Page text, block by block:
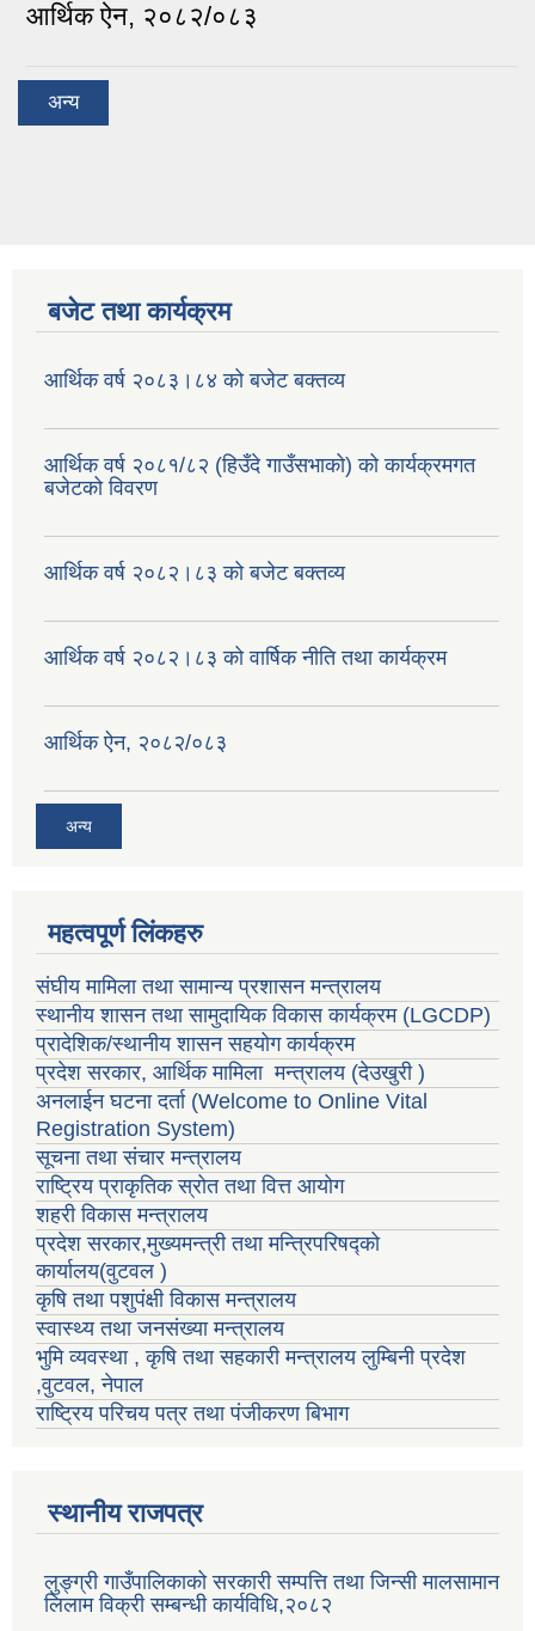
आर्थिक ऐन, २०८२/०८३
अन्य
बजेट तथा कार्यक्रम
आर्थिक वर्ष २०८३।८४ को बजेट बक्तव्य
आर्थिक वर्ष २०८१/८२ (हिउँदे गाउँसभाको) को कार्यक्रमगत
बजेटको विवरण
आर्थिक वर्ष २०८२।८३ को बजेट बक्तव्य
आर्थिक वर्ष २०८२।८३ को वार्षिक नीति तथा कार्यक्रम
आर्थिक ऐन, २०८२/०८३
अन्य
महत्वपूर्ण लिंकहरु
संघीय मामिला तथा सामान्य प्रशासन मन्त्रालय
स्थानीय शासन तथा सामुदायिक विकास कार्यक्रम (LGCDP)
प्रादेशिक/स्थानीय शासन सहयोग कार्यक्रम
प्रदेश सरकार, आर्थिक मामिला मन्त्रालय (देउखुरी )
अनलाईन घटना दर्ता (Welcome to Online Vital
Registration System)
सूचना तथा संचार मन्त्रालय
राष्ट्रिय प्राकृतिक स्रोत तथा वित्त आयोग
शहरी विकास मन्त्रालय
प्रदेश सरकार,मुख्यमन्त्री तथा मन्त्रिपरिषद्को
कार्यालय(वुटवल )
कृषि तथा पशुपंक्षी विकास मन्त्रालय
स्वास्थ्य तथा जनसंख्या मन्त्रालय
भुमि व्यवस्था , कृषि तथा सहकारी मन्त्रालय लुम्बिनी प्रदेश
,वुटवल, नेपाल
राष्ट्रिय परिचय पत्र तथा पंजीकरण बिभाग
स्थानीय राजपत्र
लुङ्ग्री गाउँपालिकाको सरकारी सम्पत्ति तथा जिन्सी मालसामान
लिलाम विक्री सम्बन्धी कार्यविधि,२०८२